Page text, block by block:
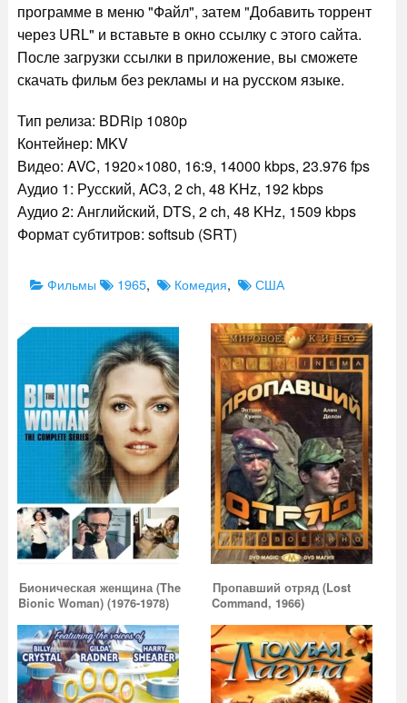
программе в меню "Файл", затем "Добавить торрент
через URL" и вставьте в окно ссылку с этого сайта.
После загрузки ссылки в приложение, вы сможете
скачать фильм без рекламы и на русском языке.
Тип релиза: BDRip 1080p
Контейнер: MKV
Видео: AVC, 1920×1080, 16:9, 14000 kbps, 23.976 fps
Аудио 1: Русский, AC3, 2 ch, 48 KHz, 192 kbps
Аудио 2: Английский, DTS, 2 ch, 48 KHz, 1509 kbps
Формат субтитров: softsub (SRT)
Categories
ФильмыTags1965, Комедия, США
Бионическая женщина (The
Bionic Woman) (1976-1978)
Пропавший отряд (Lost
Command, 1966)